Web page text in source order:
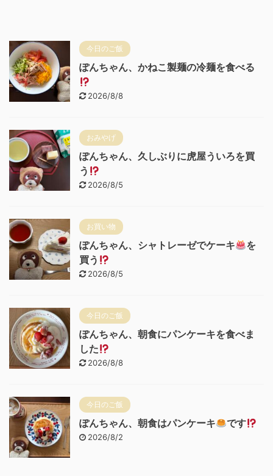
今日のご飯
ぽんちゃん、かねこ製麺の冷麺を食べる
2026/8/8
おみやげ
ぽんちゃん、久しぶりに虎屋ういろを買
う
2026/8/5
お買い物
ぽんちゃん、シャトレーゼでケーキ
を
買う
2026/8/5
今日のご飯
ぽんちゃん、朝食にパンケーキを食べま
した
2026/8/8
今日のご飯
ぽんちゃん、朝食はパンケーキ です
2026/8/2